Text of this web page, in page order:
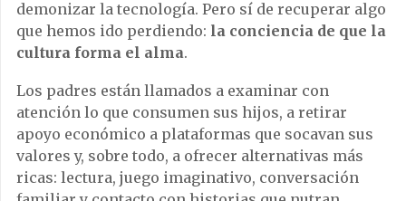
demonizar la tecnología. Pero sí de recuperar algo
que hemos ido perdiendo: la conciencia de que la
cultura forma el alma.
Los padres están llamados a examinar con
atención lo que consumen sus hijos, a retirar
apoyo económico a plataformas que socavan sus
valores y, sobre todo, a ofrecer alternativas más
ricas: lectura, juego imaginativo, conversación